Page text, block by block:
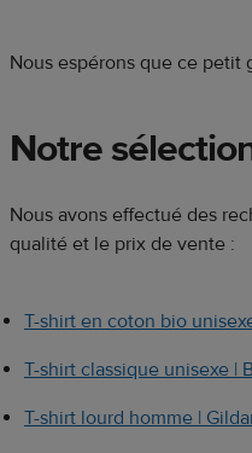
Nous espérons que ce petit
Notre
Nous avons effectué des
qualité et le prix de vente :
T-shirt en coton bio
T-shirt classique unisexe |
T-shirt lourd homme |